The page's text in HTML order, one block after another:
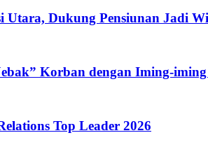
Utara, Dukung Pensiunan Jadi
Korban dengan Iming-
Top Leader 2026